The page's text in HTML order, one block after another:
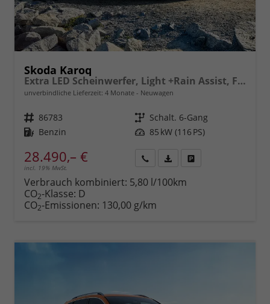
Skoda Karoq
Extra LED Scheinwerfer, Light +Rain Assist, Front + Lane 8" Entertainment, ESP mit ABS, MSR, ASR, EDS, HBA, DSR, RBS, MKB,Climatronic, Parksensoren, Sitzhzg., 17" ALU uvm.
unverbindliche Lieferzeit: 4 Monate Neuwagen
Fahrzeugnr. 86783 Getriebe Schalt. 6-Gang
Kraftstoff Benzin Leistung 85 kW (116 PS)
28.490,– €
incl. 19% MwSt.
anfordern
Datei,
Verbrauch kombiniert: 5,80 l/100km
CO2-Klasse: D
CO2-Emissionen: 130,00 g/km